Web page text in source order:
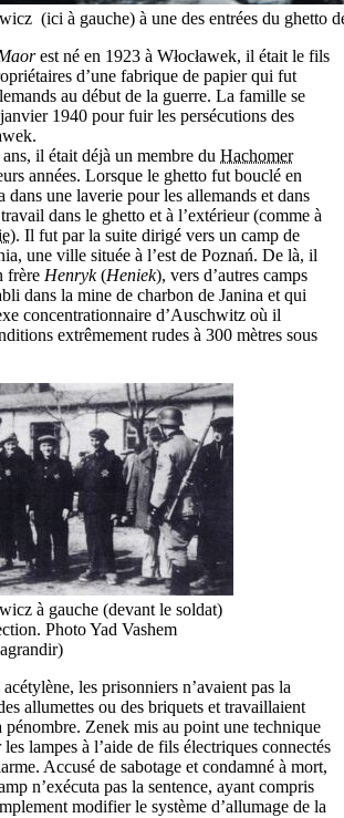
(ici à gauche) à une des entrées du ghetto
est né en 1923 à Włocławek, il était le fils
d’une fabrique de papier qui fut
au début de la guerre. La famille se
1940 pour fuir les persécutions des
il était déjà un membre du Hachomer
années. Lorsque le ghetto fut bouclé en
dans une laverie pour les allemands et dans
dans le ghetto et à l’extérieur (comme à
). Il fut par la suite dirigé vers un camp de
une ville située à l’est de Poznań. De là, il
frère Henryk(Heniek), vers d’autres camps
dans la mine de charbon de Janina et qui
concentrationnaire d’Auschwitz où il
extrêmement rudes à 300 mètres sous
à gauche (devant le soldat)
Photo Yad Vashem
les prisonniers n’avaient pas la
allumettes ou des briquets et travaillaient
pénombre. Zenek mis au point une technique
lampes à l’aide de fils électriques connectés
Accusé de sabotage et condamné à mort,
n’exécuta pas la sentence, ayant compris
modifier le système d’allumage de la